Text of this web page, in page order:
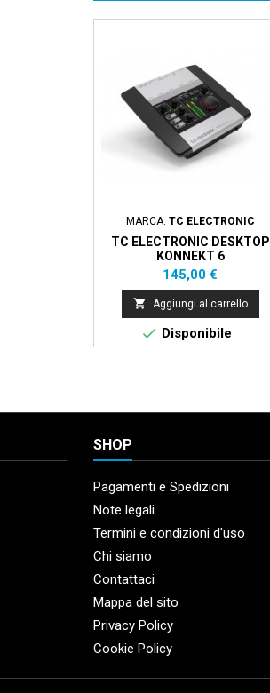
MARCA: TC ELECTRONIC
TC ELECTRONIC DESKTOP
KONNEKT 6
Prezzo
145,00 €
 Aggiungi al carrello
 Disponibile
SHOP
Pagamenti e Spedizioni
Note legali
Termini e condizioni d'uso
Chi siamo
Contattaci
Mappa del sito
Privacy Policy
Cookie Policy